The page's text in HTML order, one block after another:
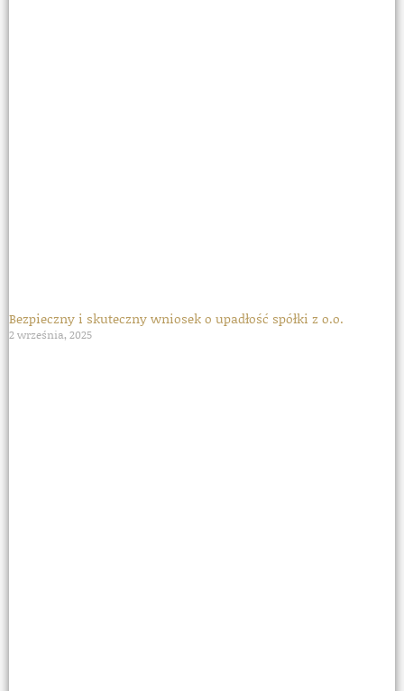
Bezpieczny i skuteczny wniosek o upadłość spółki z o.o.
2 września, 2025